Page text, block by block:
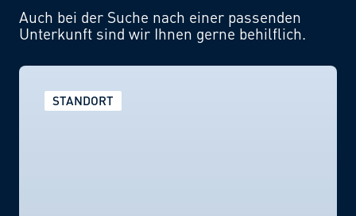
Auch bei der Suche nach einer passenden
Unterkunft sind wir Ihnen gerne behilflich.
STANDORT